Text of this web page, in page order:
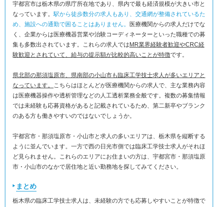
宇都宮市は栃木県の県庁所在地であり、県内で最も経済規模が大きい市と
なっています。駅から徒歩数分の求人もあり、交通網が整備されているた
め、施設への通勤で困ることはありません。
医療機関からの求人だけでな
く、企業からは医療機器営業や治験コーディネーターといった職種での募
集も多数出されています。これらの求人では MR業界経験者歓迎やCRC経
験歓迎とされていて、給与の提示額が比較的高いことが特徴です。
県北部の那須塩原市、県南部の小山市も臨床工学技士求人が多いエリアと
なっています。 こちらはほとんどが医療機関からの求人で、主な業務内容
は医療機器操作や透析管理などの人工透析業務全般です。複数の募集情報
では未経験も応募資格があると記載されているため、第二新卒やブランク
のある方も働きやすいのではないでしょうか。
宇都宮市・那須塩原市・小山市と求人の多いエリアは、栃木県を縦断する
ように並んでいます。一方で西の日光市側では臨床工学技士求人がそれほ
ど見られません。これらのエリアにお住まいの方は、宇都宮市・那須塩原
市・小山市のなかで居住地と近い勤務地を探してみてください。
まとめ
栃木県の臨床工学技士求人は、未経験の方でも応募しやすいことが特徴で